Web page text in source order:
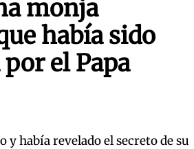
monja
había sido
el Papa
y había revelado el secreto de su